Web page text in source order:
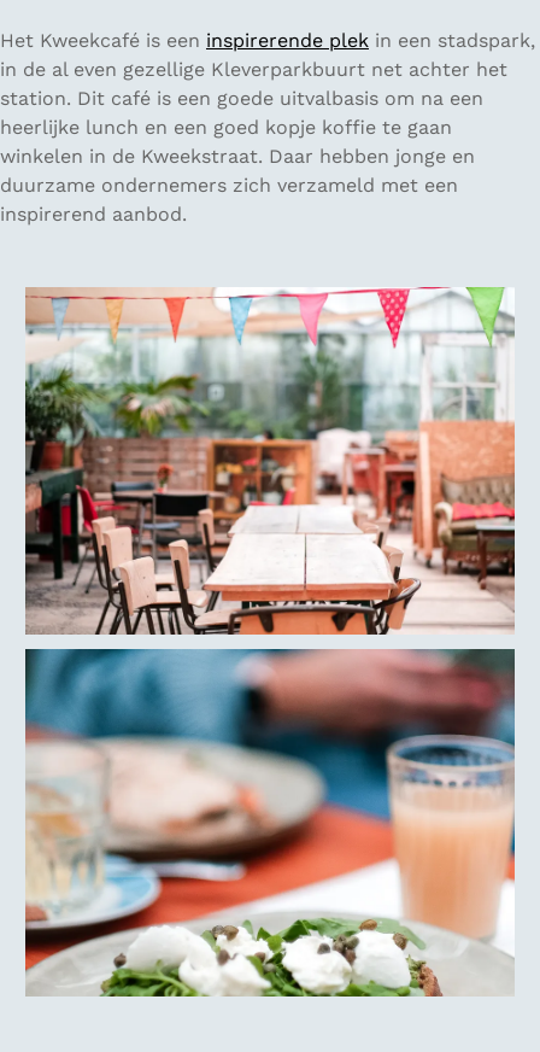
Het Kweekcafé is een inspirerende plek in een stadspark,
in de al even gezellige Kleverparkbuurt net achter het
station. Dit café is een goede uitvalbasis om na een
heerlijke lunch en een goed kopje koffie te gaan
winkelen in de Kweekstraat. Daar hebben jonge en
duurzame ondernemers zich verzameld met een
inspirerend aanbod.